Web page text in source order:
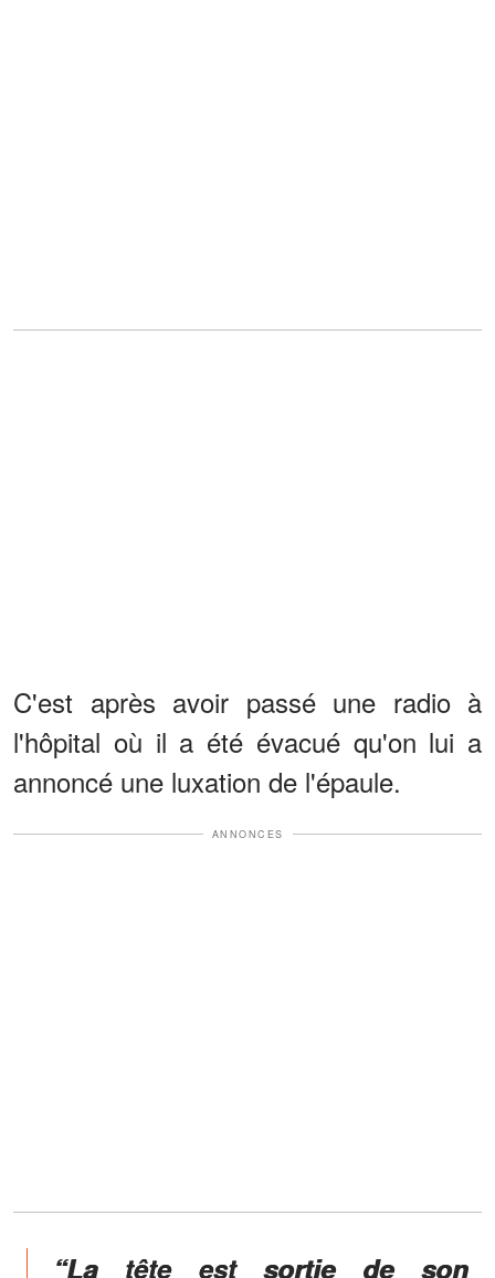
C'est après avoir passé une radio à
l'hôpital où il a été évacué qu'on lui a
annoncé une luxation de l'épaule.
ANNONCES
“La tête est sortie de son